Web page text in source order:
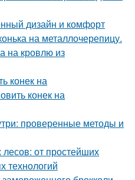
дизайн и комфорт
на металлочерепицу.
на кровлю из
конек на
конек на
проверенные методы и
от простейших
технологий